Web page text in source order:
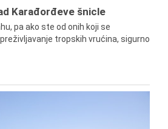
Karađorđeve šnicle
pa ako ste od onih koji se
tropskih vrućina, sigurno